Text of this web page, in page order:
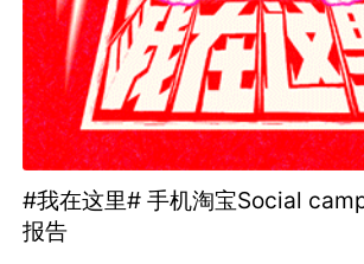
#我在这里# 手机淘宝Social
报告